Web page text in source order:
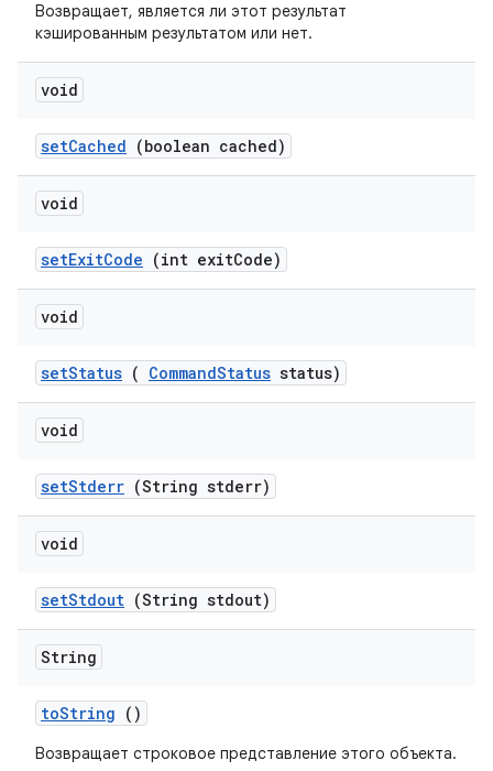
Возвращает, является ли этот результат
кэшированным результатом или нет.
void
setCached (boolean cached)
void
setExitCode (int exitCode)
void
setStatus ( CommandStatus status)
void
setStderr (String stderr)
void
setStdout (String stdout)
String
toString ()
Возвращает строковое представление этого объекта.